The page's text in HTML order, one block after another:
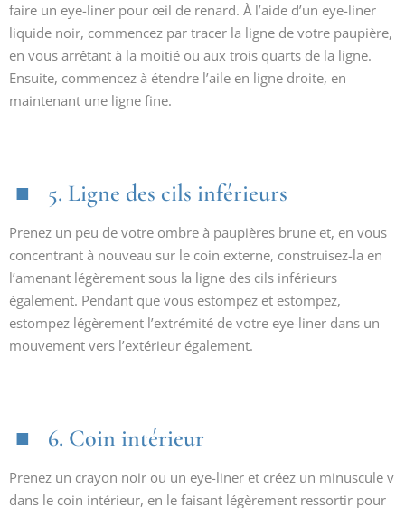
faire un eye-liner pour œil de renard. À l’aide d’un eye-liner
liquide noir, commencez par tracer la ligne de votre paupière,
en vous arrêtant à la moitié ou aux trois quarts de la ligne.
Ensuite, commencez à étendre l’aile en ligne droite, en
maintenant une ligne fine.
5. Ligne des cils inférieurs
Prenez un peu de votre ombre à paupières brune et, en vous
concentrant à nouveau sur le coin externe, construisez-la en
l’amenant légèrement sous la ligne des cils inférieurs
également. Pendant que vous estompez et estompez,
estompez légèrement l’extrémité de votre eye-liner dans un
mouvement vers l’extérieur également.
6. Coin intérieur
Prenez un crayon noir ou un eye-liner et créez un minuscule v
dans le coin intérieur, en le faisant légèrement ressortir pour